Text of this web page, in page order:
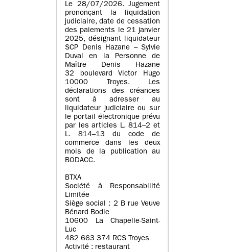
Le 28/07/2026. Jugement
prononçant la liquidation
judiciaire, date de cessation
des paiements le 21 janvier
2025, désignant liquidateur
SCP Denis Hazane – Sylvie
Duval en la Personne de
Maître Denis Hazane
32 boulevard Victor Hugo
10000 Troyes. Les
déclarations des créances
sont à adresser au
liquidateur judiciaire ou sur
le portail électronique prévu
par les articles L. 814–2 et
L. 814–13 du code de
commerce dans les deux
mois de la publication au
BODACC.
BTXA
Société à Responsabilité
Limitée
Siège social : 2 B rue Veuve
Bénard Bodie
10600 La Chapelle-Saint-
Luc
482 663 374 RCS Troyes
Activité : restaurant